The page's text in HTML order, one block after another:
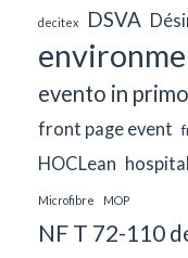
decitex DSVA
evento in
front page event
HOCLean hospital
Microfibre MOP
NF T 72-110